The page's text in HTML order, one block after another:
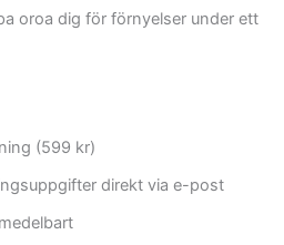
oroa dig för förnyelser under ett
(599 kr)
direkt via e-post